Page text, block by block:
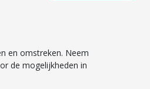
en omstreken. Neem
de mogelijkheden in